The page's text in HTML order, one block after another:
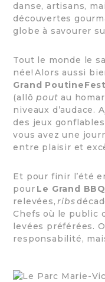
danse, artisans,
découvertes
globe à savourer
Tout le monde le
née! Alors aussi
Grand PoutineFest
(allôpout au
niveaux d’audace.
des jeux
vous avez une
entre plaisir et
Et pour finir l’été
pour Le Grand BBQ
relevées,ribs
Chefs où le public
levées préférées.
responsabilité,